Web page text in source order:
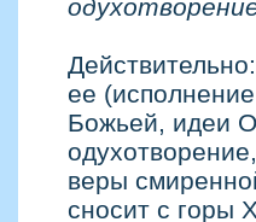
ее
Божьей, идеи
веры
сносит с горы